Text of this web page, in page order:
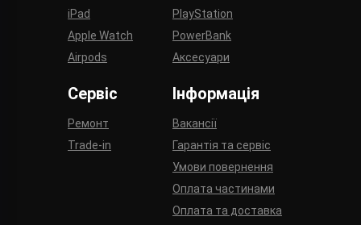
iPad
Apple Watch
Airpods
PlayStation
PowerBank
Аксесуари
Сервіс
Ремонт
Trade-in
Інформація
Вакансії
Гарантія та сервіс
Умови повернення
Оплата та доставка
Оплата частинами